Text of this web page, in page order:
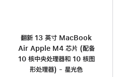
翻新 13 英寸 MacBook
Air Apple M4 芯片 (配备
10 核中央处理器和 10 核图
形处理器) - 星光色